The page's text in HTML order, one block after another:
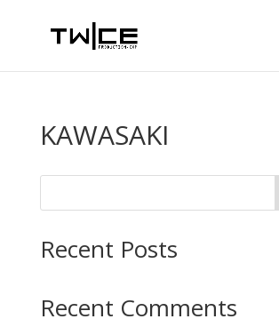
KAWASAKI
Recent Posts
Recent Comments